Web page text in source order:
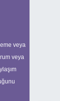
veya
veya